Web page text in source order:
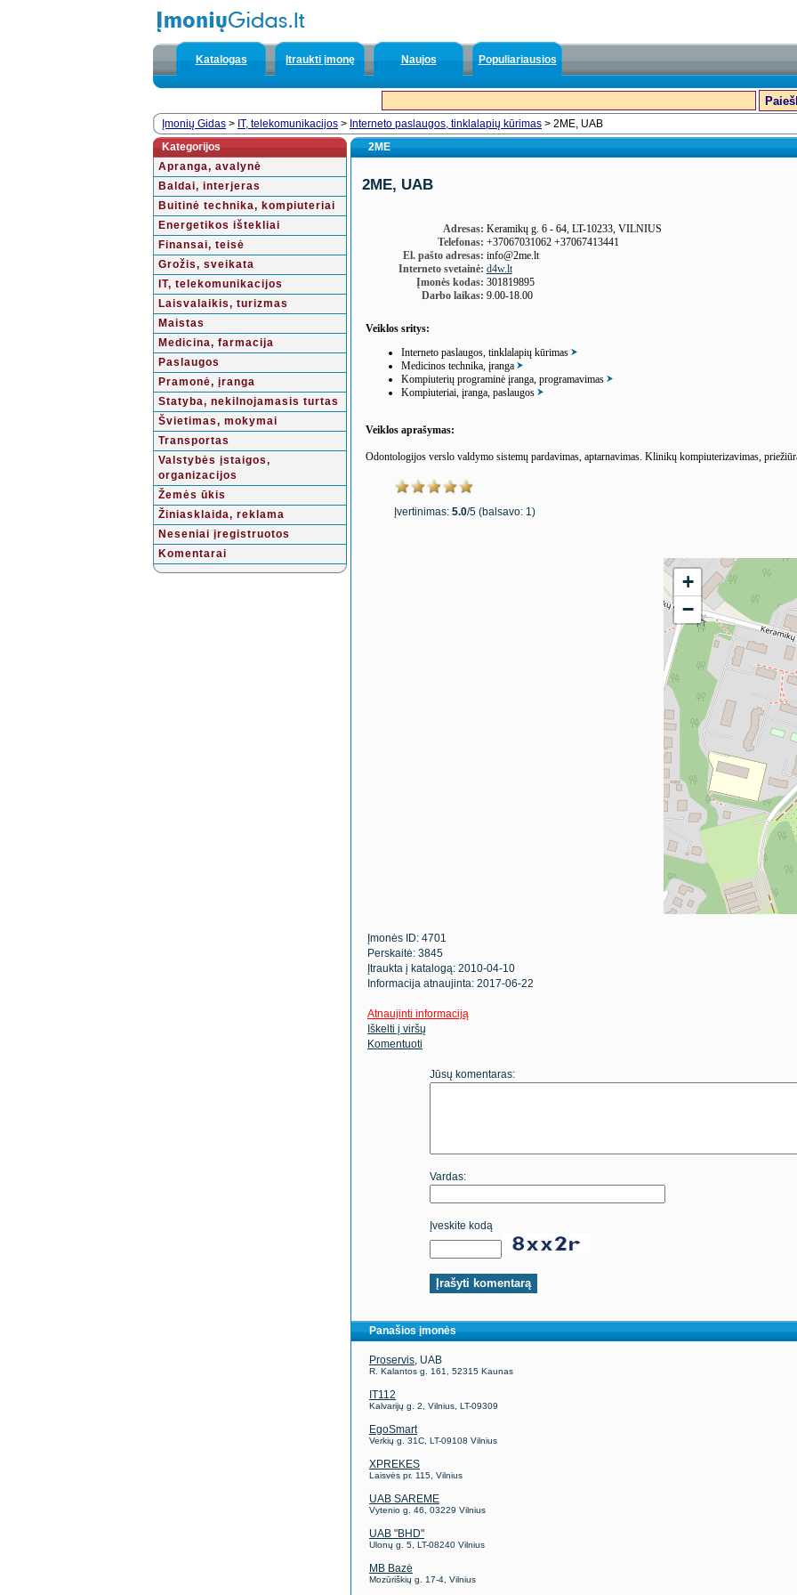
Katalogas Įtraukti įmonę Naujos Populiariausios
Įmonių Gidas > IT, telekomunikacijos > Interneto paslaugos, tinklalapių kūrimas > 2ME, UAB
Kategorijos
Apranga, avalynė
Baldai, interjeras
Buitinė technika, kompiuteriai
Energetikos ištekliai
Finansai, teisė
Grožis, sveikata
IT, telekomunikacijos
Laisvalaikis, turizmas
Maistas
Medicina, farmacija
Paslaugos
Pramonė, įranga
Statyba, nekilnojamasis turtas
Švietimas, mokymai
Transportas
Valstybės įstaigos,
organizacijos
Žemės ūkis
Žiniasklaida, reklama
Neseniai įregistruotos
Komentarai
2ME
2ME, UAB
Adresas: Keramikų g. 6 - 64, LT-10233, VILNIUS
Telefonas: +37067031062 +37067413441
El. pašto adresas: info@2me.lt
Interneto svetainė: d4w.lt
Įmonės kodas: 301819895
Darbo laikas: 9.00-18.00
Veiklos sritys:
Interneto paslaugos, tinklalapių kūrimas
Medicinos technika, įranga
Kompiuterių programinė įranga, programavimas
Kompiuteriai, įranga, paslaugos
Veiklos aprašymas:
Odontologijos verslo valdymo sistemų pardavimas, aptarnavimas. Klinikų kompiuterizavimas,
Įvertinimas: 5.0/5 (balsavo: 1 )
+
−
Įmonės ID: 4701
Perskaitė: 3845
Įtraukta į katalogą: 2010-04-10
Informacija atnaujinta: 2017-06-22
Atnaujinti informaciją
Iškelti į viršų
Komentuoti
Jūsų komentaras:
Vardas:
Įveskite kodą
Panašios įmonės
Proservis , UAB
R. Kalantos g. 161, 52315 Kaunas
IT112
Kalvarijų g. 2, Vilnius, LT-09309
EgoSmart
Verkių g. 31C, LT-09108 Vilnius
XPREKES
Laisvės pr. 115, Vilnius
UAB SAREME
Vytenio g. 46, 03229 Vilnius
UAB "BHD"
Ulonų g. 5, LT-08240 Vilnius
MB Bazė
Mozūriškių g. 17-4, Vilnius